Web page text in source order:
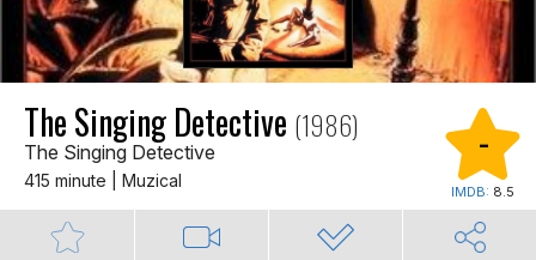
The Singing Detective (1986)
The Singing Detective
415 minute | Muzical
-
IMDB: 8.5